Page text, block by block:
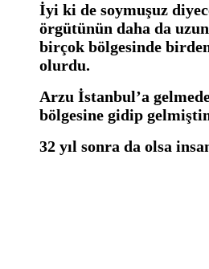
İyi ki de soymuşuz
örgütünün daha da
birçok bölgesinde
olurdu.
Arzu İstanbul’a
bölgesine gidip
32 yıl sonra da olsa